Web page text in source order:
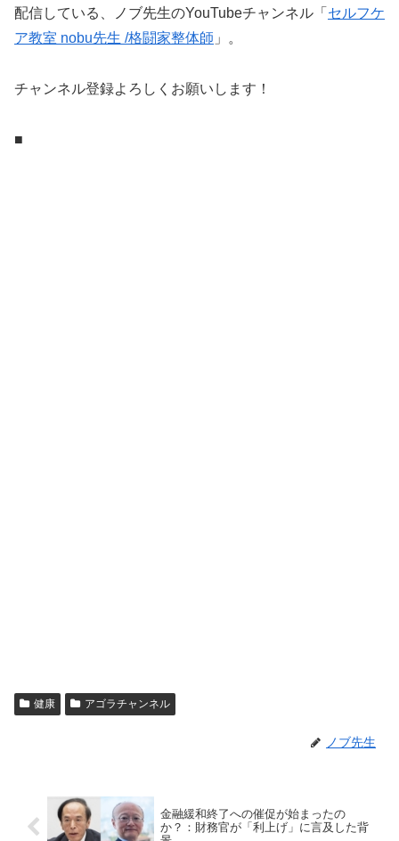
配信している、ノブ先生のYouTubeチャンネル「 セルフケ
ア教室 nobu先生 /格闘家整体師 」。
チャンネル登録よろしくお願いします！
■
健康 アゴラチャンネル
ノブ先生
金融緩和終了への催促が始まったの
か？：財務官が「利上げ」に言及した背